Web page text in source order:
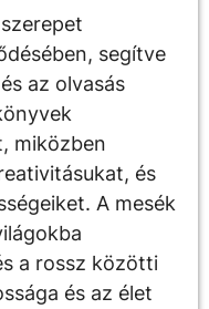
segítve
az olvasás
miközben
és
A mesék
a rossz közötti
és az élet